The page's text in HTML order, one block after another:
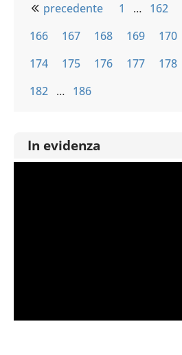
precedente 1 … 162
166
167 168 169 170
174
175 176 177 178
182 … 186
In evidenza